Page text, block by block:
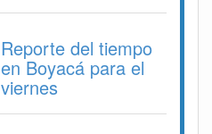
Reporte del tiempo
en Boyacá para el
viernes